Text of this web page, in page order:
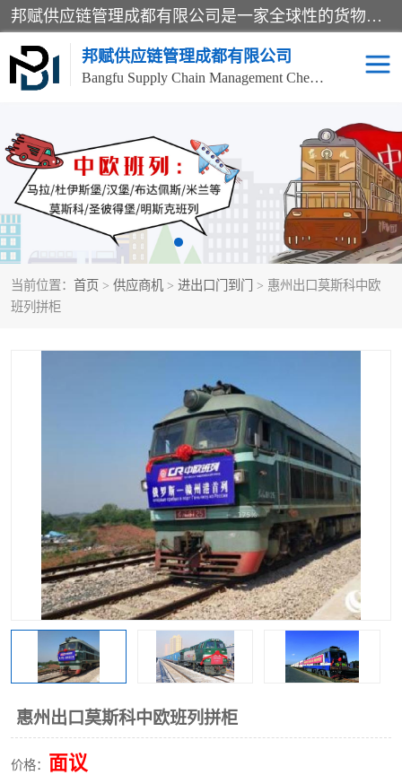
邦赋供应链管理成都有限公司是一家全球性的货物运输代理公司，主要从事：波兰中欧班列、德国中欧班列、出口莫斯科班列、中欧班列进口、蓉欧铁路、成都出口空运等业务，同时亦提供报关、报检、仓储、码头操作等服务。
邦赋供应链管理成都有限公司
Bangfu Supply Chain Management Chengdu Co.,LTD
当前位置： 首页 > 供应商机 > 进出口门到门
> 惠州出口莫斯科中欧
班列拼柜
惠州出口莫斯科中欧班列拼柜
价格： 面议
进出口门到门 成都中欧班列
国际汽运 国际空运
食品进口物流清关 南美海运
中欧班列进口红酒啤酒
蓉欧班列进口机械设备 马来西亚物流
东南亚铁路 铁路出口拼箱/整柜
中俄班列莫斯科